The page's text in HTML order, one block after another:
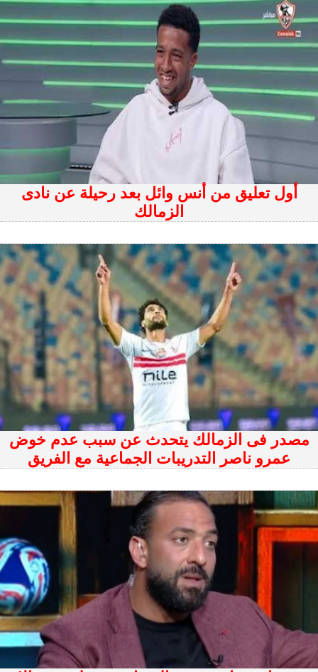
أول تعليق من أنس وائل بعد رحيلة عن نادى
الزمالك
مصدر فى الزمالك يتحدث عن سبب عدم خوض
عمرو ناصر التدريبات الجماعية مع الفريق